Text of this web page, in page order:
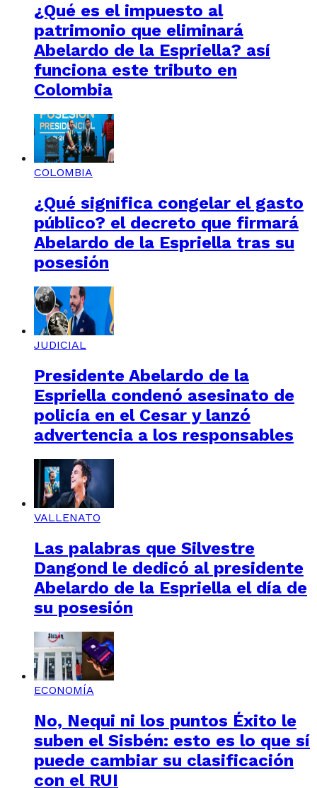
¿Qué es el impuesto al
patrimonio que eliminará
Abelardo de la Espriella? así
funciona este tributo en
Colombia
COLOMBIA
¿Qué significa congelar el gasto
público? el decreto que firmará
Abelardo de la Espriella tras su
posesión
JUDICIAL
Presidente Abelardo de la
Espriella condenó asesinato de
policía en el Cesar y lanzó
advertencia a los responsables
VALLENATO
Las palabras que Silvestre
Dangond le dedicó al presidente
Abelardo de la Espriella el día de
su posesión
ECONOMÍA
No, Nequi ni los puntos Éxito le
suben el Sisbén: esto es lo que sí
puede cambiar su clasificación
con el RUI